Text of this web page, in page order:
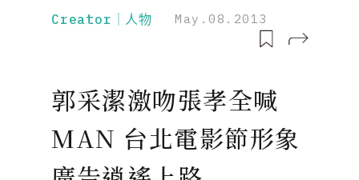
Creator｜人物 May.08.2013
郭采潔激吻張孝全喊
MAN 台北電影節形象